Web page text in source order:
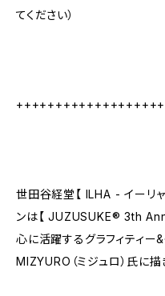
てください）
世田谷経堂【 ILHA - イーリ
ンは【 JUZUSUKE®︎ 3th
心に活躍するグラフィティー
MIZYURO（ミジュロ）氏に描